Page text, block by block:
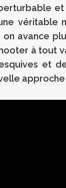
véritable
on avance
à tout
et